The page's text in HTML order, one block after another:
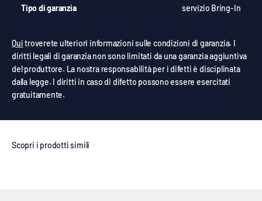
Tipo di garanzia servizio Bring-In
Quitroverete ulteriori informazioni sulle condizioni di garanzia. I
diritti legali di garanzia non sono limitati da una garanzia aggiuntiva
del produttore. La nostra responsabilità per i difetti è disciplinata
dalla legge. I diritti in caso di difetto possono essere esercitati
gratuitamente.